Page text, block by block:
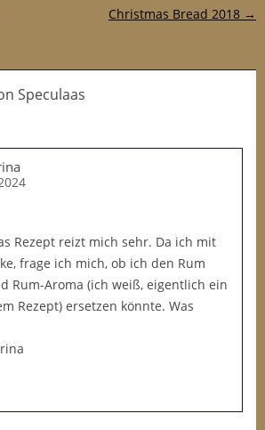
Christmas Bread 2018 →
Speculaas
Rezept reizt mich sehr. Da ich mit
frage ich mich, ob ich den Rum
Rum-Aroma (ich weiß, eigentlich ein
Rezept) ersetzen könnte. Was